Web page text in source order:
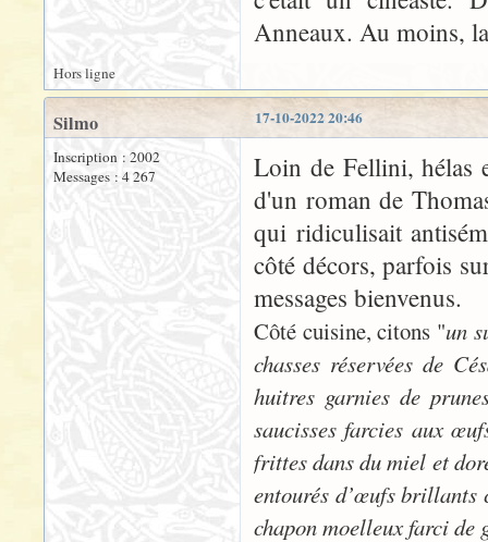
Anneaux. Au moins,
Hors ligne
17-10-2022 20:46
Silmo
Inscription : 2002
Messages : 4 267
Loin de Fellini, hélas
d'un roman de
qui ridiculisait
côté décors, parfois
messages bienvenus.
Côté cuisine, citons "un
chasses réservées de
huitres garnies de
saucisses farcies aux
frittes dans du miel et
entourés d’œufs brillants
chapon moelleux farci de